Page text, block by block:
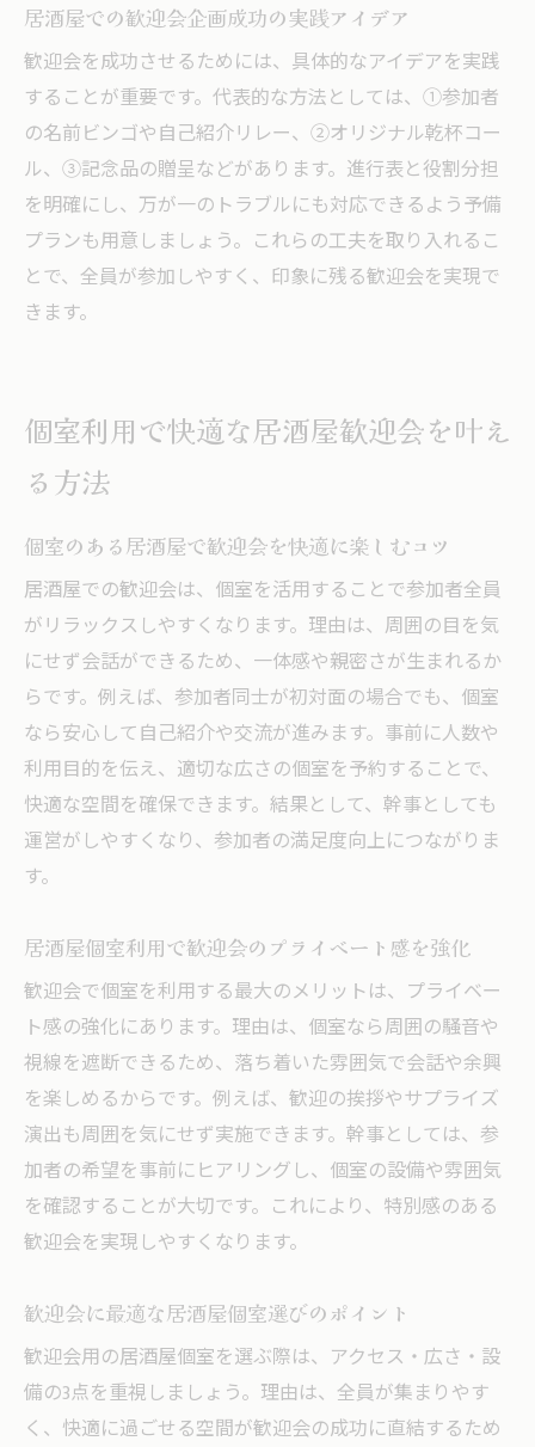
居酒屋での歓迎会企画成功の実践アイデア
歓迎会を成功させるためには、具体的なアイデアを実践
することが重要です。代表的な方法としては、①参加者
の名前ビンゴや自己紹介リレー、②オリジナル乾杯コー
ル、③記念品の贈呈などがあります。進行表と役割分担
を明確にし、万が一のトラブルにも対応できるよう予備
プランも用意しましょう。これらの工夫を取り入れるこ
とで、全員が参加しやすく、印象に残る歓迎会を実現で
きます。
個室利用で快適な居酒屋歓迎会を叶え
る方法
個室のある居酒屋で歓迎会を快適に楽しむコツ
居酒屋での歓迎会は、個室を活用することで参加者全員
がリラックスしやすくなります。理由は、周囲の目を気
にせず会話ができるため、一体感や親密さが生まれるか
らです。例えば、参加者同士が初対面の場合でも、個室
なら安心して自己紹介や交流が進みます。事前に人数や
利用目的を伝え、適切な広さの個室を予約することで、
快適な空間を確保できます。結果として、幹事としても
運営がしやすくなり、参加者の満足度向上につながりま
す。
居酒屋個室利用で歓迎会のプライベート感を強化
歓迎会で個室を利用する最大のメリットは、プライベー
ト感の強化にあります。理由は、個室なら周囲の騒音や
視線を遮断できるため、落ち着いた雰囲気で会話や余興
を楽しめるからです。例えば、歓迎の挨拶やサプライズ
演出も周囲を気にせず実施できます。幹事としては、参
加者の希望を事前にヒアリングし、個室の設備や雰囲気
を確認することが大切です。これにより、特別感のある
歓迎会を実現しやすくなります。
歓迎会に最適な居酒屋個室選びのポイント
歓迎会用の居酒屋個室を選ぶ際は、アクセス・広さ・設
備の3点を重視しましょう。理由は、全員が集まりやす
く、快適に過ごせる空間が歓迎会の成功に直結するため